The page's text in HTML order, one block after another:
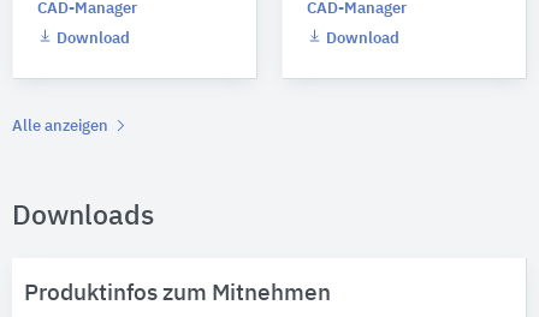
CAD-Manager
Download
CAD-Manager
Download
Alle anzeigen
Downloads
Produktinfos zum Mitnehmen